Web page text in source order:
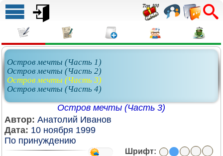
Остров мечты (Часть 1)
Остров мечты (Часть 2)
Остров мечты (Часть 3)
Остров мечты (Часть 4)
Остров мечты (Часть 3)
Автор: Анатолий Иванов
Дата: 10 ноября 1999
По принуждению
Шрифт: